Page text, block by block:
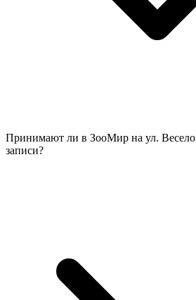
Принимают ли в ЗооМир на ул.
записи?